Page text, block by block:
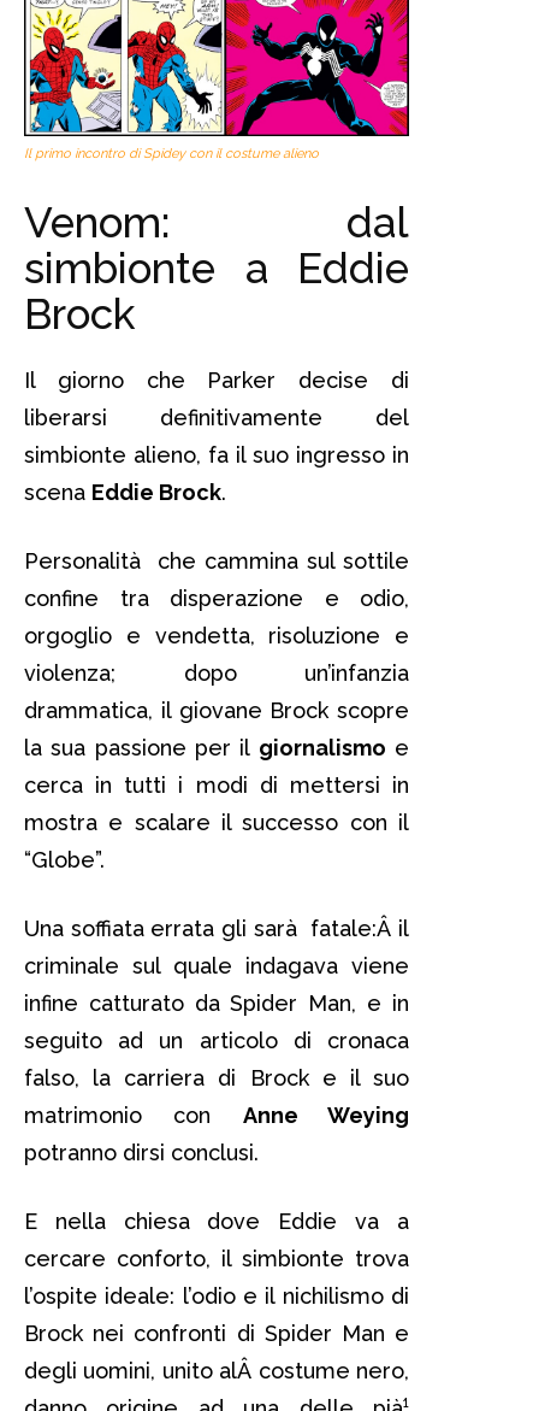
Il primo incontro di Spidey con il costume alieno
Venom: dal
simbionte a Eddie
Brock
Il giorno che Parker decise di
liberarsi definitivamente del
simbionte alieno, fa il suo ingresso in
scena Eddie Brock.
Personalità che cammina sul sottile
confine tra disperazione e odio,
orgoglio e vendetta, risoluzione e
violenza; dopo un’infanzia
drammatica, il giovane Brock scopre
la sua passione per il giornalismo e
cerca in tutti i modi di mettersi in
mostra e scalare il successo con il
“Globe”.
Una soffiata errata gli sarà fatale:Â il
criminale sul quale indagava viene
infine catturato da Spider Man, e in
seguito ad un articolo di cronaca
falso, la carriera di Brock e il suo
matrimonio con Anne Weying
potranno dirsi conclusi.
E nella chiesa dove Eddie va a
cercare conforto, il simbionte trova
l’ospite ideale: l’odio e il nichilismo di
Brock nei confronti di Spider Man e
degli uomini, unito alÂ costume nero,